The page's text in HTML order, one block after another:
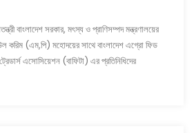
বাংলাদেশ সরকার, মৎস্য ও প্রাণিসম্পদ মন্ত্রণালয়ের
করিম (এম,পি) মহোদয়ের সাথে বাংলাদেশ এগ্রো ফিড
এসোসিয়েশন (বাফিটা) এর প্রতিনিধিদের